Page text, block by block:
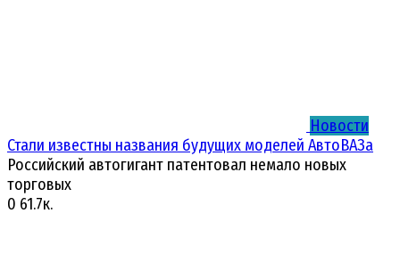
Новости
Стали известны названия будущих моделей АвтоВАЗа
Российский автогигант патентовал немало новых
торговых
0 61.7к.